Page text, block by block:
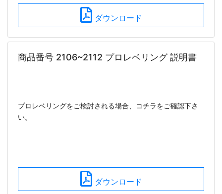
ダウンロード
商品番号 2106~2112 プロレベリング 説明書
プロレベリングをご検討される場合、コチラをご確認下さ
い。
ダウンロード